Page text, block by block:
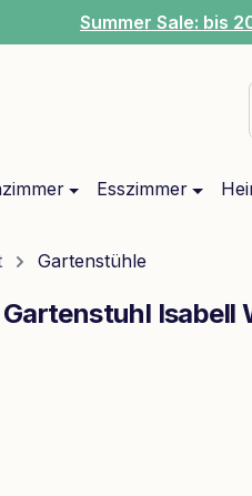
springen
Summer Sale: bis
Esszimmer
Gartenstühle
Isabell